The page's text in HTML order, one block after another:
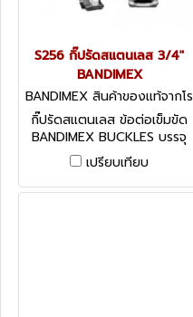
S256 กิ๊ปรัดสแตนเลส 3/4"
BANDIMEX
BANDIMEX สินค้าของแท้จากโร
งงานผู้ผลิต S256
กิ๊ปรัดสแตนเลส ข้อต่อเข็มขัด
BANDIMEX BUCKLES บรรจุ
100 ตัว / กล่อง มีหลายขนาด
ให้เลือก
เปรียบเทียบ